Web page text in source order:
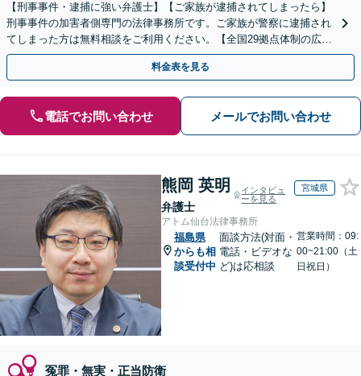
【刑事事件・逮捕に強い弁護士】【ご家族が逮捕されてしまったら】
刑事事件の加害者側専門の法律事務所です。ご家族が警察に逮捕され
てしまった方は無料相談をご利用ください。【全国29拠点体制の広域
対応】【弁護士待機中/当日中の電話相談可(予約制)】
料金表を見る
電話でお問い合わせ メールでお問い合わせ
熊岡 英明
弁護士
インタビュ
ーを見る
宮城県
アトム仙台法律事務所
福島県
からも相
談受付中
面談方法(対面・
電話・ビデオな
ど)は応相談
営業時間：09:
00~21:00（土
日祝日）
冤罪・無実・正当防衛